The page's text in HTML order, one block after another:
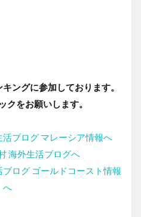
ングに参加しております。
クをお願いします。